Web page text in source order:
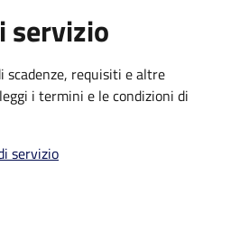
servizio
scadenze, requisiti e altre
i termini e le condizioni di
servizio